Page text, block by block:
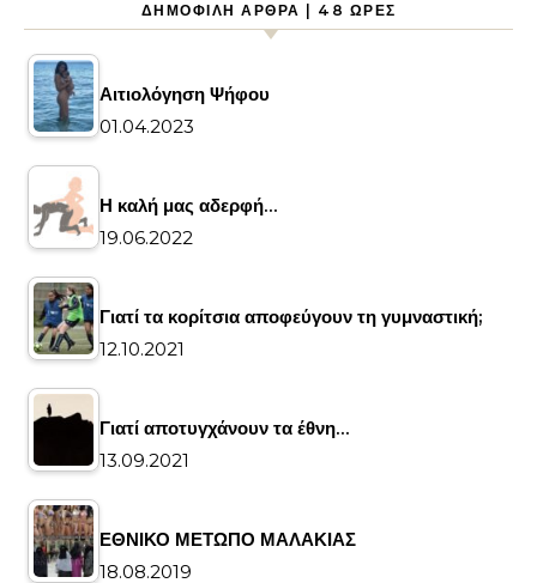
ΔΗΜΟΦΙΛΉ ΆΡΘΡΑ | 48 ΏΡΕΣ
Αιτιολόγηση Ψήφου
01.04.2023
Η καλή μας αδερφή…
19.06.2022
Γιατί τα κορίτσια αποφεύγουν τη γυμναστική;
12.10.2021
Γιατί αποτυγχάνουν τα έθνη…
13.09.2021
ΕΘΝΙΚΟ ΜΕΤΩΠΟ ΜΑΛΑΚΙΑΣ
18.08.2019